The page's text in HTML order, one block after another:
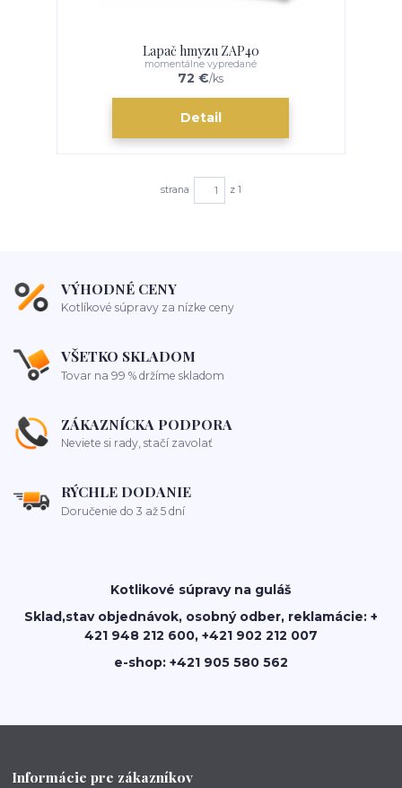
Lapač hmyzu ZAP40
72 €/ks
momentálne vypredané
Detail
strana z 1
VÝHODNÉ CENY
Kotlíkové súpravy za nízke ceny
VŠETKO SKLADOM
Tovar na 99 % držíme skladom
ZÁKAZNÍCKA PODPORA
Neviete si rady, stačí zavolať
RÝCHLE DODANIE
Doručenie do 3 až 5 dní
Kotlikové súpravy na guláš
Sklad,stav objednávok, osobný odber, reklamácie: +
421 948 212 600, +421 902 212 007
e-shop: +421 905 580 562
Informácie pre zákazníkov